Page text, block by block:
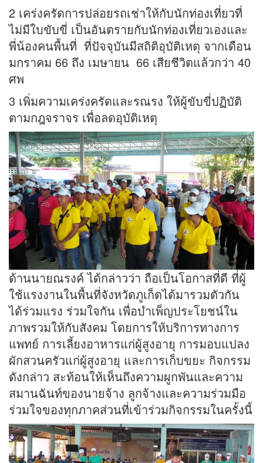
2 เคร่งครัดการปล่อยรถเช่าให้กับนักท่องเที่ยวที่
ไม่มีใบขับขี่ เป็นอันตรายกับนักท่องเที่ยวเองและ
พี่น้องคนพื้นที่ ที่ปัจจุบันมีสถิติอุบัติเหตุ จากเดือน
มกราคม 66 ถึง เมษายน 66 เสียชีวิตแล้วกว่า 40
ศพ
3 เพิ่มความเคร่งครัดและรณรง ให้ผู้ขับขี่ปฏิบัติ
ตามกฎจราจร เพื่อลดอุบัติเหตุ
ด้านนายณรงค์ ได้กล่าวว่า ถือเป็นโอกาสที่ดี ที่ผู้
ใช้แรงงานในพื้นที่จังหวัดภูเก็ตได้มารวมตัวกัน
ได้ร่วมแรง ร่วมใจกัน เพื่อบำเพ็ญประโยชน์ใน
ภาพรวมให้กับสังคม โดยการให้บริการทางการ
แพทย์ การเลี้ยงอาหารแก่ผู้สูงอายุ การมอบแปลง
ผักสวนครัวแก่ผู้สูงอายุ และการเก็บขยะ กิจกรรม
ดังกล่าว สะท้อนให้เห็นถึงความผูกพันและความ
สมานฉันท์ของนายจ้าง ลูกจ้างและความร่วมมือ
ร่วมใจของทุกภาคส่วนที่เข้าร่วมกิจกรรมในครั้งนี้